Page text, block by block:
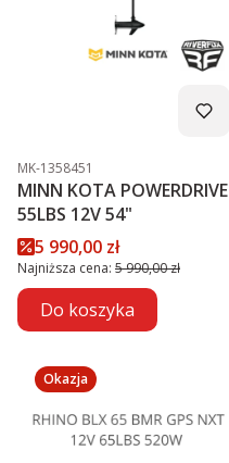
Kod produktu
MK-1358451
MINN KOTA POWERDRIVE
55LBS 12V 54"
Cena promocyjna
5 990,00 zł
Najniższa cena: 5 990,00 zł
Do koszyka
Okazja